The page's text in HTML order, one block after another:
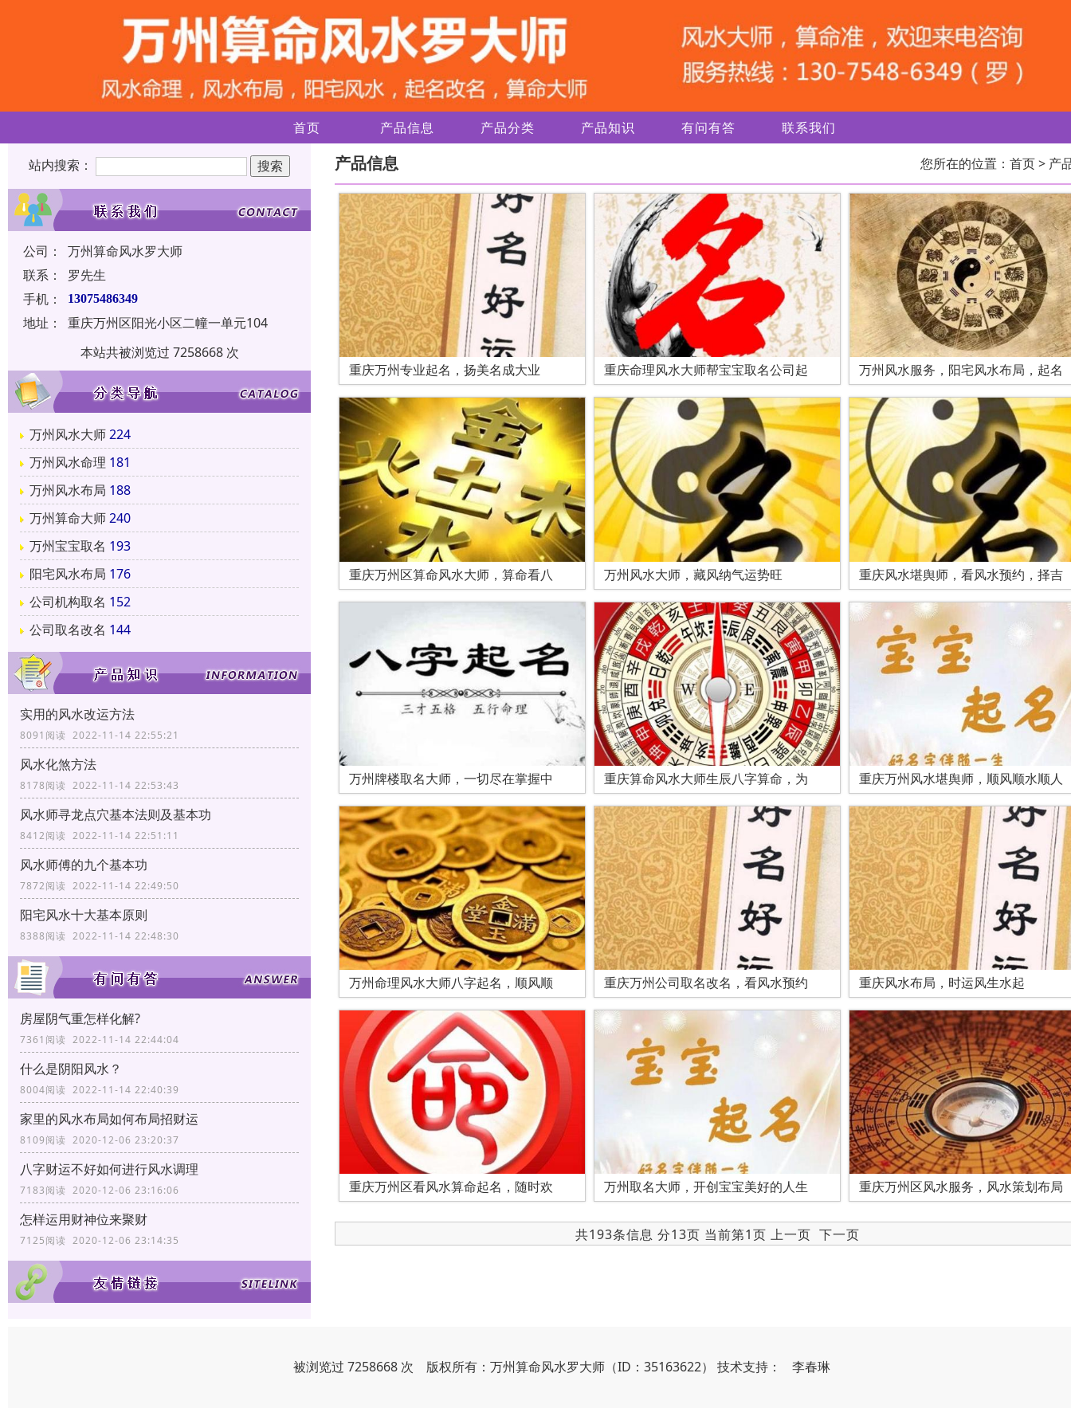
首页 产品信息 产品分类 产品知识 有问有答 联系我们
站内搜索：
公司：
万州算命风水罗大师
联系：
罗先生
手机：
13075486349
地址：
重庆万州区阳光小区二幢一单元104
本站共被浏览过 7258668 次
万州风水大师224
万州风水命理 181
万州风水布局 188
万州算命大师240
万州宝宝取名 193
阳宅风水布局 176
公司机构取名 152
公司取名改名 144
实用的风水改运方法
8091阅读 2022-11-14 22:55:21
风水化煞方法
8178阅读 2022-11-14 22:53:43
风水师寻龙点穴基本法则及基本功
8412阅读 2022-11-14 22:51:11
风水师傅的九个基本功
7872阅读 2022-11-14 22:49:50
阳宅风水十大基本原则
8388阅读 2022-11-14 22:48:30
房屋阴气重怎样化解?
7361阅读 2022-11-14 22:44:04
什么是阴阳风水？
8004阅读 2022-11-14 22:40:39
家里的风水布局如何布局招财运
8109阅读 2020-12-06 23:20:37
八字财运不好如何进行风水调理
7183阅读 2020-12-06 23:16:06
怎样运用财神位来聚财
7125阅读 2020-12-06 23:14:35
产品信息 您所在的位置： 首页> 产
重庆万州专业起名，扬美名成大业 重庆命理风水大师帮宝宝取名公司起 万州风水服务，阳宅风水布局，起名
重庆万州区算命风水大师，算命看八 万州风水大师，藏风纳气运势旺 重庆风水堪舆师，看风水预约，择吉
万州牌楼取名大师，一切尽在掌握中 重庆算命风水大师生辰八字算命，为 重庆万州风水堪舆师，顺风顺水顺人
万州命理风水大师八字起名，顺风顺 重庆万州公司取名改名，看风水预约 重庆风水布局，时运风生水起
重庆万州区看风水算命起名，随时欢 万州取名大师，开创宝宝美好的人生 重庆万州区风水服务，风水策划布局
共193条信息 分13页 当前第1页 上一页 下一页
被浏览过 7258668 次 版权所有：万州算命风水罗大师（ID：35163622） 技术支持 ： 李春琳